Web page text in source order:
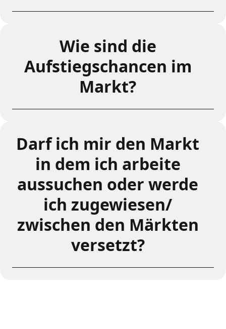
Wie sind die
Aufstiegschancen im
Markt?
Darf ich mir den Markt
in dem ich arbeite
aussuchen oder werde
ich zugewiesen/
zwischen den Märkten
versetzt?